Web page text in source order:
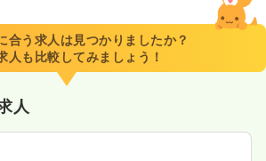
合う求人は見つかりましたか？
人も比較してみましょう！
人